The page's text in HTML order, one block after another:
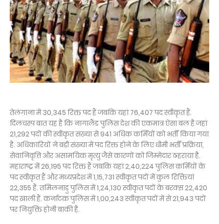
तेलंगाना में 30,345 रिक्त पद हैं जबकि यहां 76,407 पद स्वीकृत हैं.
दिलचस्प बात यह है कि नागालैंड पुलिस देश की एकमात्र ऐसा बल है जहां
21,292 पदों की स्वीकृत संख्या से 941 अधिक कर्मियों को भर्ती किया गया
है. अधिकारियों ने बड़ी संख्या में पद रिक्त होने के लिए धीमी भर्ती प्रक्रिया,
सेवानिवृत्ति और असामयिक मृत्यु जैसे कारणों को जिम्मेदार ठहराया है.
महाराष्ट्र में 26,195 पद रिक्त हैं जबकि यहां 2,40,224 पुलिस कर्मियों के
पद स्वीकृत हैं और मध्यप्रदेश में 1,15,731 स्वीकृत पदों में कुल रिक्तियां
22,355 हैं. तमिलनाडु पुलिस में 1,24,130 स्वीकृत पदों के बरक्स 22,420
पद खाली हैं. कर्नाटक पुलिस में 1,00,243 स्वीकृत पदों में से 21,943 पदों
पर नियुक्ति होनी बाकी है.